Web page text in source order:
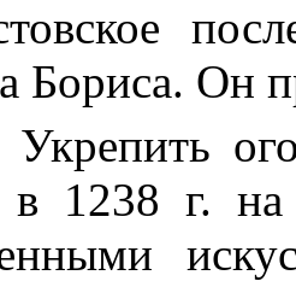
Бориса. Он
Укрепить
1238 г. на